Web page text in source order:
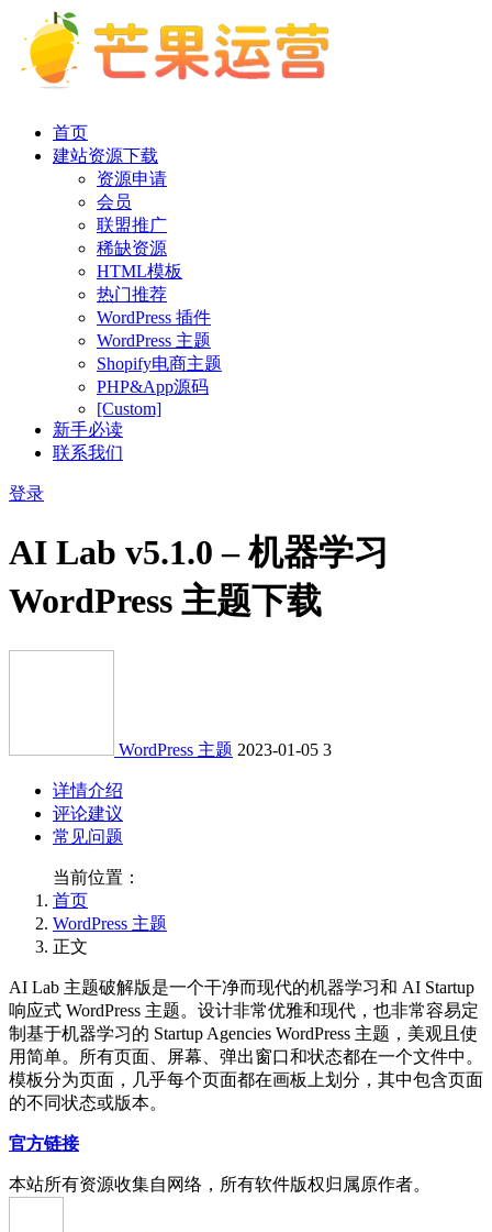
首页
建站资源下载
资源申请
会员
联盟推广
稀缺资源
HTML模板
热门推荐
WordPress 插件
WordPress 主题
Shopify电商主题
PHP&App源码
[Custom]
新手必读
联系我们
登录
AI Lab v5.1.0 – 机器学习
WordPress 主题下载
WordPress 主题 2023-01-05 3
详情介绍
评论建议
常见问题
当前位置：
首页
WordPress 主题
正文
AI Lab 主题破解版是一个干净而现代的机器学习和 AI Startup
响应式 WordPress 主题。设计非常优雅和现代，也非常容易定
制基于机器学习的 Startup Agencies WordPress 主题，美观且使
用简单。所有页面、屏幕、弹出窗口和状态都在一个文件中。
模板分为页面，几乎每个页面都在画板上划分，其中包含页面
的不同状态或版本。
官方链接
本站所有资源收集自网络，所有软件版权归属原作者。